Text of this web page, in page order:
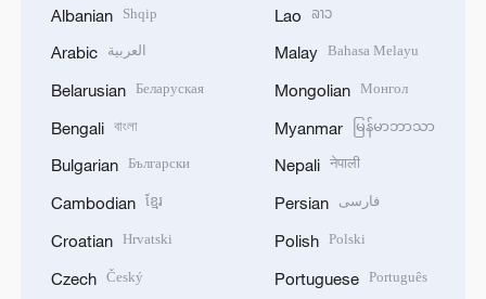
Albanian Shqip
Arabic العربية
Belarusian Беларуская
Bengali বাংলা
Bulgarian Български
Cambodian ខ្មែរ
Croatian Hrvatski
Czech Český
Lao ລາວ
Malay Bahasa Melayu
Mongolian Монгол
Myanmar မြန်မာဘာသာ
Nepali नेपाली
Persian فارسی
Polish Polski
Portuguese Português